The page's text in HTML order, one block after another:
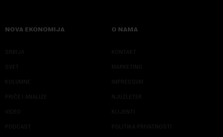
NOVA EKONOMIJA
SRBIJA
SVET
KOLUMNE
PRIČE I ANALIZE
VIDEO
PODCAST
O NAMA
KONTAKT
MARKETING
IMPRESSUM
NJUZLETER
KLIJENTI
POLITIKA PRIVATNOSTI